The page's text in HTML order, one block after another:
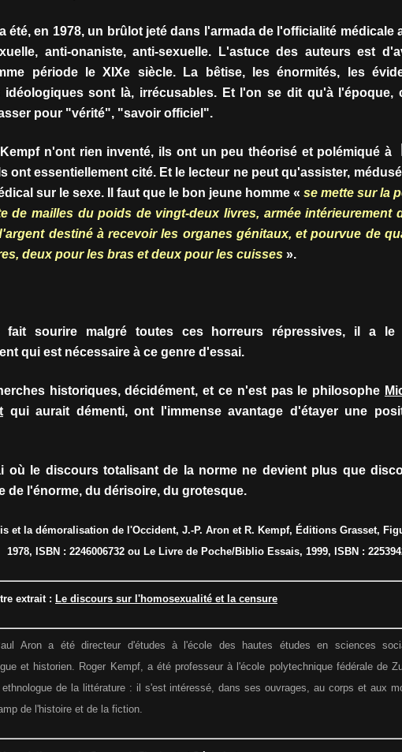
été, en 1978, un brûlot jeté dans l'armada de l'officialité médicale
anti-onaniste, anti-sexuelle. L'astuce des auteurs est
période le XIXe siècle. La bêtise, les énormités, les
idéologiques sont là, irrécusables. Et l'on se dit qu'à l'époque,
pour "vérité", "savoir officiel".
n'ont rien inventé, ils ont un peu théorisé et polémiqué à
ont essentiellement cité. Et le lecteur ne peut qu'assister,
sur le sexe. Il faut que le bon jeune homme « se mette sur la
de mailles du poids de vingt-deux livres, armée intérieurement
destiné à recevoir les organes génitaux, et pourvue de
deux pour les bras et deux pour les cuisses ».
fait sourire malgré toutes ces horreurs répressives, il a le
qui est nécessaire à ce genre d'essai.
historiques, décidément, et ce n'est pas le philosophe
qui aurait démenti, ont l'immense avantage d'étayer une
où le discours totalisant de la norme ne devient plus que
de l'énorme, du dérisoire, du grotesque.
et la démoralisation de l'Occident, J.-P. Aron et R. Kempf, Éditions Grasset,
1978, ISBN : 2246006732 ou Le Livre de Poche/Biblio Essais, 1999, ISBN :
extrait : Le discours sur l'homosexualité et la censure
Aron a été directeur d'études à l'école des hautes études en sciences
et historien. Roger Kempf, a été professeur à l'école polytechnique fédérale de
de la littérature : il s'est intéressé, dans ses ouvrages, au corps et aux
de l'histoire et de la fiction.